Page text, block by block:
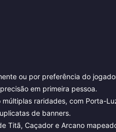
ou por preferência do
em primeira pessoa.
raridades, com Porta-
de banners.
Titã, Caçador e Arcano